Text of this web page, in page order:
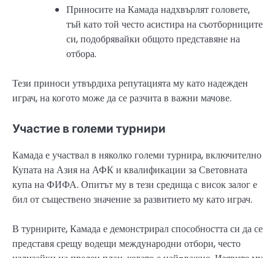
Приносите на Камада надхвърлят головете,
тъй като той често асистира на съотборниците
си, подобрявайки общото представяне на
отбора.
Тези приноси утвърдиха репутацията му като надежден
играч, на когото може да се разчита в важни мачове.
Участие в големи турнири
Камада е участвал в няколко големи турнира, включително
Купата на Азия на АФК и квалификации за Световната
купа на ФИФА. Опитът му в тези средища с висок залог е
бил от съществено значение за развитието му като играч.
В турнирите, Камада е демонстрирал способността си да се
представя срещу водещи международни отбори, често